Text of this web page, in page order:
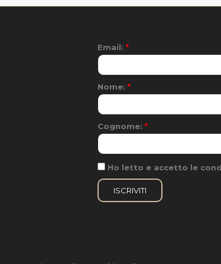
Email: *
Nome: *
Cognome: *
Ho letto e accetto le